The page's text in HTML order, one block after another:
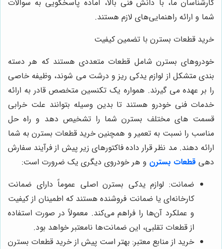
کارشناسان ما، با دانش فنی بالا، آماده پاسخگویی به سوالات
شما و ارائه راهنمایی‌های لازم هستند.
خرید قطعات بسترن با تضمین کیفیت
خودروهای بسترن شامل قطعات متعددی هستند که هر دسته
بندی متشکل از لوازم یدکی ریز و درشت می شوند، وظیفه خاصی
را بر عهده می گیرند. همواره یک تکنسین متخصص قادر به ارائه
خدمات فنی خودرو هستند تا بدین وسیله بتوانند علت خرابی
قسمت های مختلف بسترن شما را تشخیص دهد و راه حل
مناسب را نسبت به تعمیر و همچنین خرید قطعات بسترن به شما
ارائه دهند. مد نظر قرار داده فاکتورهای زیر پیش از فرآیند سفارش
دهی قطعات بسترن و هر خودروی دیگری یک ضرورت است:
ضمانت: لوازم یدکی بسترن اصلی عموماً دارای ضمانت
کارخانه‌ای یا ضمانت فروشنده هستند که اطمینان از کیفیت
و عملکرد آن‌ها را فراهم می‌کند. معمولاً در صورت استفاده
از قطعات تقلبی، این ضمانت‌ها نامعتبر خواهد بود.
خرید از منابع معتبر: بهتر است پیش از خرید قطعات بسترن